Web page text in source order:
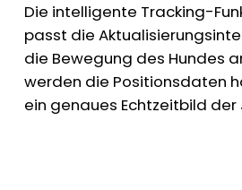
Die intelligente Tracking-
passt die
die Bewegung des Hundes
werden die Positionsdaten
ein genaues Echtzeitbild